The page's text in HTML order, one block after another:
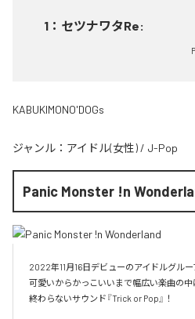
1 ： セツナワタRe:
KABUKIMONO'DOGs
ジャンル： アイドル(女性) / J-Pop
Panic Monster !n
2022年11月16日デビューのアイドルグルー
可愛いからかっこいいまで幅広い楽曲の
終わらないサウンド『Trick or Pop』！